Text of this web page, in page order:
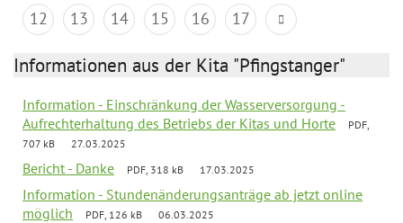
12
13 14 15 16 17
Informationen aus der Kita "Pfingstanger"
Information - Einschränkung der Wasserversorgung -
Aufrechterhaltung des Betriebs der Kitas und Horte
PDF,
707 kB
27.03.2025
Bericht - Danke PDF, 318 kB 17.03.2025
Information - Stundenänderungsanträge ab jetzt online
möglich
PDF, 126 kB 06.03.2025